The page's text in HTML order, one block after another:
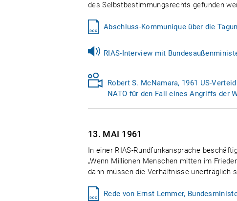
des Selbstbestimmungsrechts gefunden
Abschluss-Kommunique über die
RIAS-Interview mit
Robert S. McNamara, 1961 US-
NATO für den Fall eines Angriffs der
13. MAI 1961
In einer RIAS-Rundfunkansprache
„Wenn Millionen Menschen mitten im
dann müssen die Verhältnisse unerträglich
Rede von Ernst Lemmer,